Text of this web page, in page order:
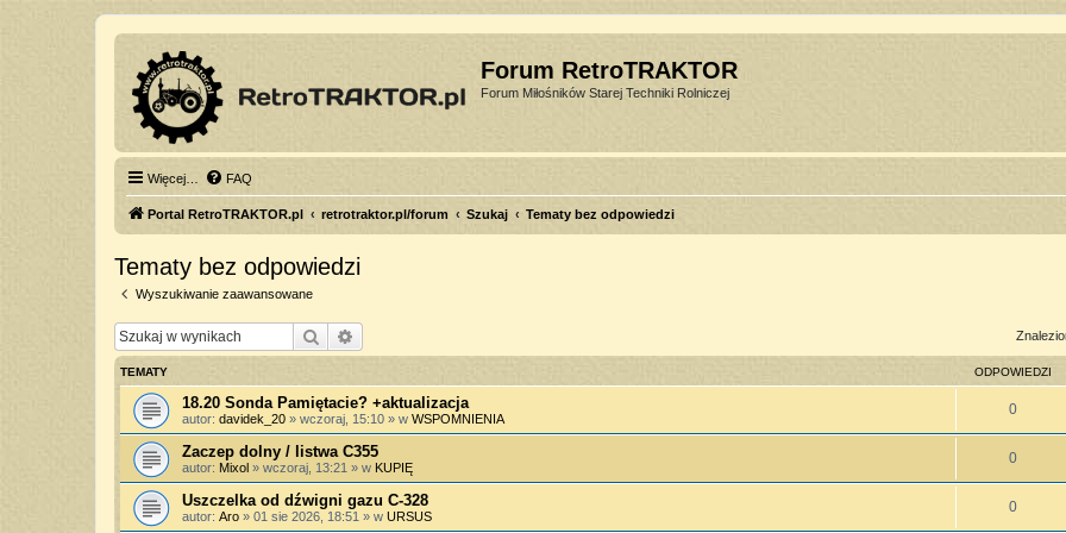
Forum RetroTRAKTOR
Forum Miłośników Starej Techniki Rolniczej
Więcej… FAQ
Portal RetroTRAKTOR.pl retrotraktor.pl/forum Szukaj Tematy bez odpowiedzi
Tematy bez odpowiedzi
Wyszukiwanie zaawansowane
Szukaj
TEMATY ODPOWIEDZI
18.20 Sonda Pamiętacie? +aktualizacja
autor: davidek_20 » wczoraj, 15:10 » w WSPOMNIENIA
0
Zaczep dolny / listwa C355
autor: Mixol » wczoraj, 13:21 » w KUPIĘ
0
Uszczelka od dźwigni gazu C-328
autor: Aro » 01 sie 2026, 18:51 » w URSUS
0